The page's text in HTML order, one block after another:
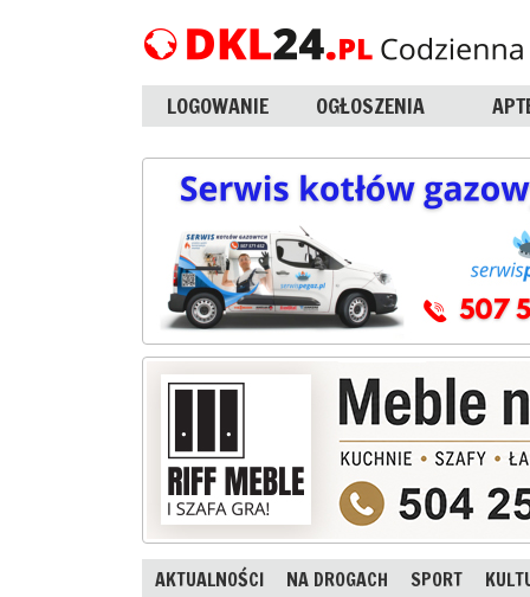
LOGOWANIE OGŁOSZENIA
AKTUALNOŚCI NA DROGACH SPORT